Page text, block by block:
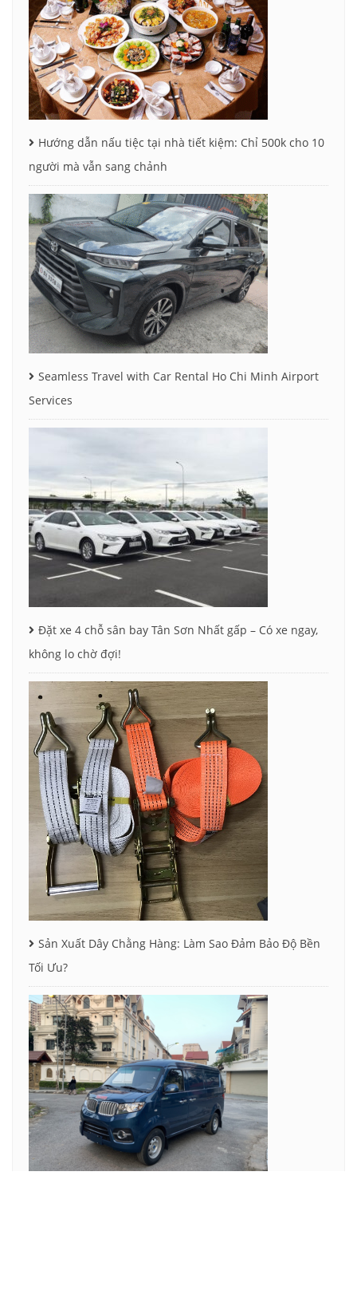
Hướng dẫn nấu tiệc tại nhà tiết kiệm: Chỉ 500k cho 10
người mà vẫn sang chảnh
Seamless Travel with Car Rental Ho Chi Minh Airport
Services
Đặt xe 4 chỗ sân bay Tân Sơn Nhất gấp – Có xe ngay,
không lo chờ đợi!
Sản Xuất Dây Chằng Hàng: Làm Sao Đảm Bảo Độ Bền
Tối Ưu?